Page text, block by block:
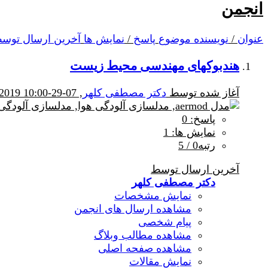
انجمن
عنوان / نویسنده موضوع پاسخ / نمایش ها آخرین ارسال
هندبوکهای مهندسی محیط زیست
آغاز شده توسط دکتر مصطفی کلهر , 07-29-2019 10:00 AM
پاسخ: 0
نمایش ها: 1
رتبه0 / 5
آخرین ارسال توسط
دکتر مصطفی کلهر
نمایش مشخصات
مشاهده ارسال های انجمن
پیام شخصی
مشاهده مطالب وبلاگ
مشاهده صفحه اصلی
نمایش مقالات